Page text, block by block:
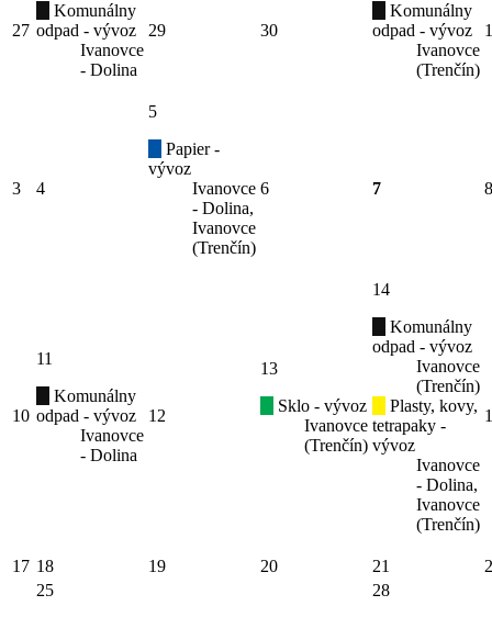
27
Komunálny
odpad - vývoz
Ivanovce
- Dolina
29 30
Komunálny
odpad - vývoz
Ivanovce
(Trenčín)
1
3 4
5
Papier -
vývoz
Ivanovce
- Dolina,
Ivanovce
(Trenčín)
6 7 8
10
11
Komunálny
odpad - vývoz
Ivanovce
- Dolina
12
13
Sklo - vývoz
Ivanovce
(Trenčín)
14
Komunálny
odpad - vývoz
Ivanovce
(Trenčín)
Plasty, kovy,
tetrapaky -
vývoz
Ivanovce
- Dolina,
Ivanovce
(Trenčín)
17 18 19 20 21
25
28